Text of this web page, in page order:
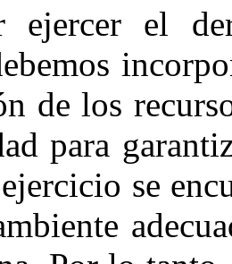
ejercer el
de los
para
se